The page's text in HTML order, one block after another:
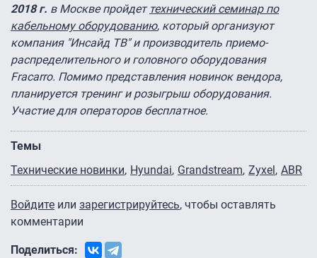
2018 г. в Москве пройдет технический семинар по
кабельному оборудованию, который организуют
компания "Инсайд ТВ" и производитель приемо-
распределительного и головного оборудования
Fracarro. Помимо представления новинок вендора,
планируется тренинг и розыгрыш оборудования.
Участие для операторов бесплатное.
Темы
Технические новинки Hyundai Grandstream Zyxel ABR
Войдите или зарегистрируйтесь, чтобы оставлять
комментарии
Поделиться: